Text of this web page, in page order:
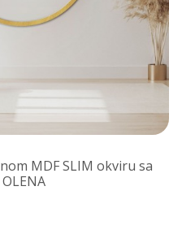
MDF SLIM okviru sa